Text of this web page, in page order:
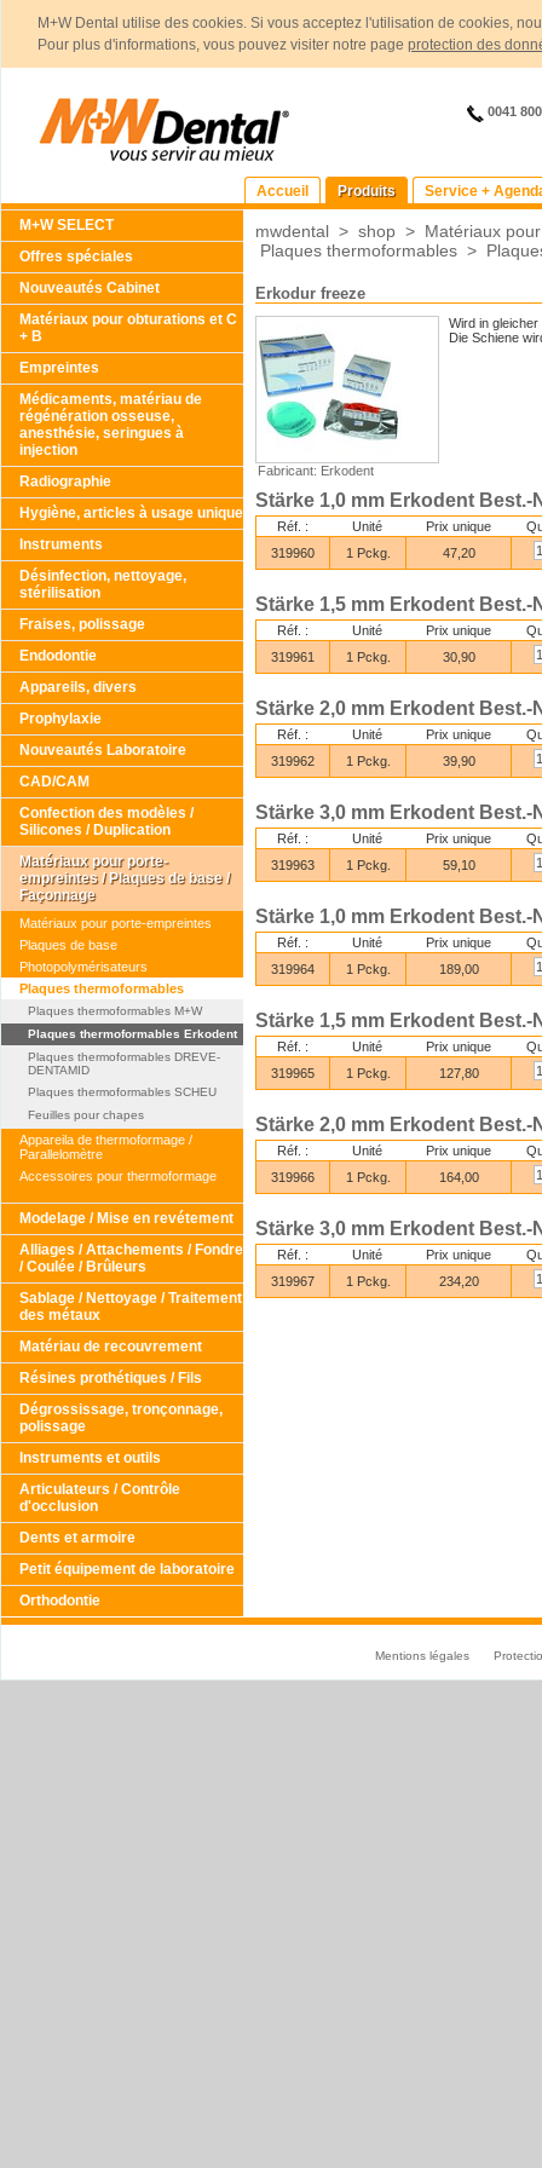
M+W Dental utilise des cookies. Si vous acceptez l'utilisation de cookies,
Pour plus d'informations, vous pouvez visiter notre page protection des
0041
Accueil Produits
Service +
M+W SELECT
Offres spéciales
Nouveautés Cabinet
Matériaux pour obturations et C
+ B
Empreintes
Médicaments, matériau de
régénération osseuse,
anesthésie, seringues à
injection
Radiographie
Hygiène, articles à usage unique
Instruments
Désinfection, nettoyage,
stérilisation
Fraises, polissage
Endodontie
Appareils, divers
Prophylaxie
Nouveautés Laboratoire
CAD/CAM
Confection des modèles /
Silicones / Duplication
Matériaux pour porte-
empreintes / Plaques de base /
Façonnage
Matériaux pour porte-empreintes
Plaques de base
Photopolymérisateurs
Plaques thermoformables
Plaques thermoformables M+W
Plaques thermoformables Erkodent
Plaques thermoformables DREVE-
DENTAMID
Plaques thermoformables SCHEU
Feuilles pour chapes
Appareila de thermoformage /
Parallelomètre
Accessoires pour thermoformage
Modelage / Mise en revétement
Alliages / Attachements / Fondre
/ Coulée / Brûleurs
Sablage / Nettoyage / Traitement
des métaux
Matériau de recouvrement
Résines prothétiques / Fils
Dégrossissage, tronçonnage,
polissage
Instruments et outils
Articulateurs / Contrôle
d'occlusion
Dents et armoire
Petit équipement de laboratoire
Orthodontie
mwdental > shop > Matériaux
Plaques thermoformables >
Erkodur freeze
Fabricant: Erkodent
Wird in
Die Schiene
Stärke 1,0 mm Erkodent Best.-
Réf. : Unité Prix unique
319960
1 Pckg. 47,20
Stärke 1,5 mm Erkodent Best.-
Réf. : Unité Prix unique
319961
1 Pckg. 30,90
Stärke 2,0 mm Erkodent Best.-
Réf. : Unité Prix unique
319962
1 Pckg. 39,90
Stärke 3,0 mm Erkodent Best.-
Réf. : Unité Prix unique
319963
1 Pckg. 59,10
Stärke 1,0 mm Erkodent Best.-
Réf. : Unité Prix unique
319964
1 Pckg. 189,00
Stärke 1,5 mm Erkodent Best.-
Réf. : Unité Prix unique
319965
1 Pckg. 127,80
Stärke 2,0 mm Erkodent Best.-
Réf. : Unité Prix unique
319966
1 Pckg. 164,00
Stärke 3,0 mm Erkodent Best.-
Réf. : Unité Prix unique
319967
1 Pckg. 234,20
Mentions légales